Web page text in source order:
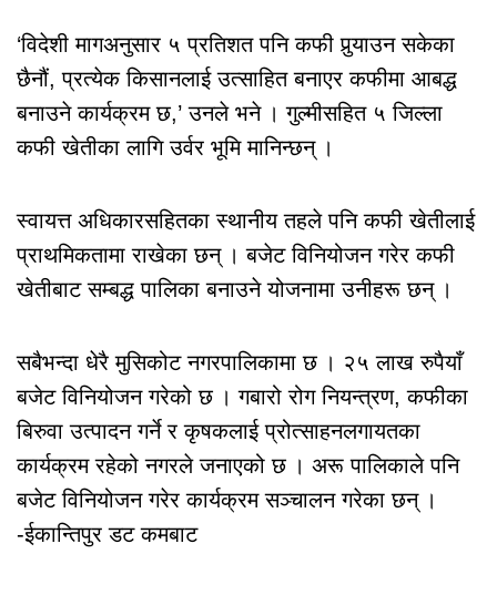
‘विदेशी मागअनुसार ५ प्रतिशत पनि कफी पुर्‍याउन सकेका
छैनौं, प्रत्येक किसानलाई उत्साहित बनाएर कफीमा आबद्ध
बनाउने कार्यक्रम छ,’ उनले भने । गुल्मीसहित ५ जिल्ला
कफी खेतीका लागि उर्वर भूमि मानिन्छन् ।
स्वायत्त अधिकारसहितका स्थानीय तहले पनि कफी खेतीलाई
प्राथमिकतामा राखेका छन् । बजेट विनियोजन गरेर कफी
खेतीबाट सम्बद्ध पालिका बनाउने योजनामा उनीहरू छन् ।
सबैभन्दा धेरै मुसिकोट नगरपालिकामा छ । २५ लाख रुपैयाँ
बजेट विनियोजन गरेको छ । गबारो रोग नियन्त्रण, कफीका
बिरुवा उत्पादन गर्ने र कृषकलाई प्रोत्साहनलगायतका
कार्यक्रम रहेको नगरले जनाएको छ । अरू पालिकाले पनि
बजेट विनियोजन गरेर कार्यक्रम सञ्चालन गरेका छन् ।
-ईकान्तिपुर डट कमबाट